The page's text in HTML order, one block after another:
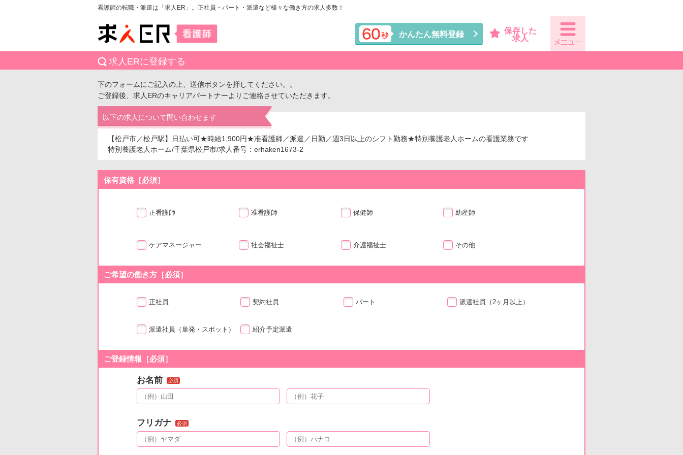
看護師の転職・派遣は「求人ER」。正社員・パート・派遣など様々な働き方の求人多数！
かんたん無料登録
保存した
求人
求人ERに登録する
下のフォームにご記入の上、送信ボタンを押してください。。
ご登録後、求人ERのキャリアパートナーよりご連絡させていただきます。
以下の求人について問い合わせます
【松戸市／松戸駅】日払い可★時給1,900円★准看護師／派遣／日勤／週3日以上のシフト勤務★特別養護老人ホームの看護業務です
特別養護老人ホーム/千葉県松戸市/求人番号：erhaken1673-2
保有資格［必須］
正看護師 准看護師 保健師 助産師
ケアマネージャー 社会福祉士 介護福祉士 その他
ご希望の働き方［必須］
正社員 契約社員 パート 派遣社員 （2ヶ月以上）
派遣社員 （単発・スポット） 紹介予定派遣
ご登録情報［必須］
お名前 必須
フリガナ 必須